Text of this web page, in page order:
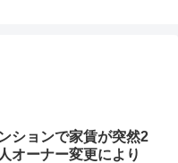
ションで家賃が突然2
オーナー変更により